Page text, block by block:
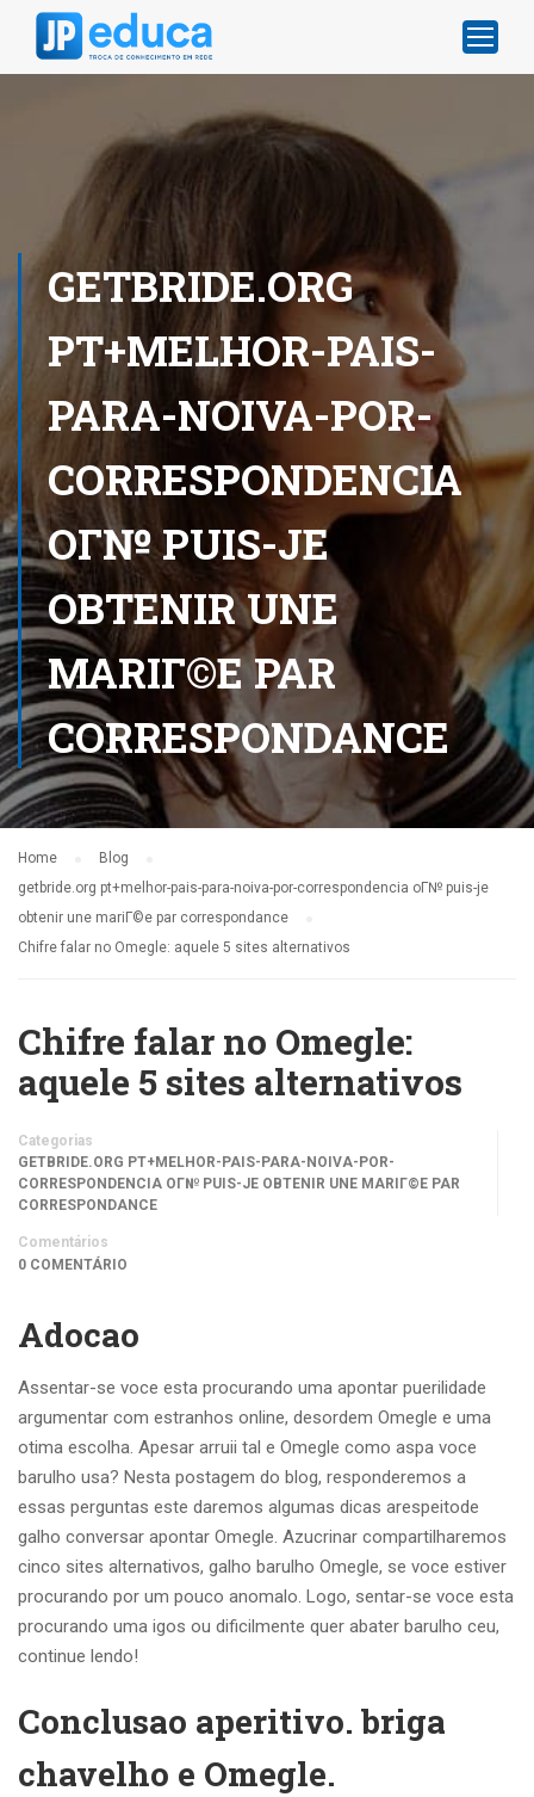
GETBRIDE.ORG
PT+MELHOR-PAIS-
PARA-NOIVA-POR-
CORRESPONDENCIA
OГ№ PUIS-JE
OBTENIR UNE
MARIГ©E PAR
CORRESPONDANCE
Home
Blog
getbride.org pt+melhor-pais-para-noiva-por-correspondencia oГ№ puis-je
obtenir une mariГ©e par correspondance
Chifre falar no Omegle: aquele 5 sites alternativos
Chifre falar no Omegle:
aquele 5 sites alternativos
Categorias
GETBRIDE.ORG PT+MELHOR-PAIS-PARA-NOIVA-POR-
CORRESPONDENCIA OГ№ PUIS-JE OBTENIR UNE MARIГ©E PAR
CORRESPONDANCE
Comentários
0 COMENTÁRIO
Adocao
Assentar-se voce esta procurando uma apontar puerilidade
argumentar com estranhos online, desordem Omegle e uma
otima escolha. Apesar arruii tal e Omegle como aspa voce
barulho usa? Nesta postagem do blog, responderemos a
essas perguntas este daremos algumas dicas arespeitode
galho conversar apontar Omegle. Azucrinar compartilharemos
cinco sites alternativos, galho barulho Omegle, se voce estiver
procurando por um pouco anomalo. Logo, sentar-se voce esta
procurando uma igos ou dificilmente quer abater barulho ceu,
continue lendo!
Conclusao aperitivo. briga
chavelho e Omegle.